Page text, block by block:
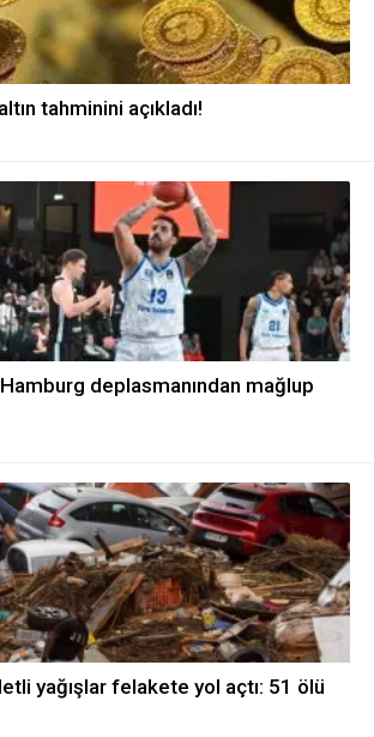
tahminini açıkladı!
deplasmanından mağlup
yağışlar felakete yol açtı: 51 ölü